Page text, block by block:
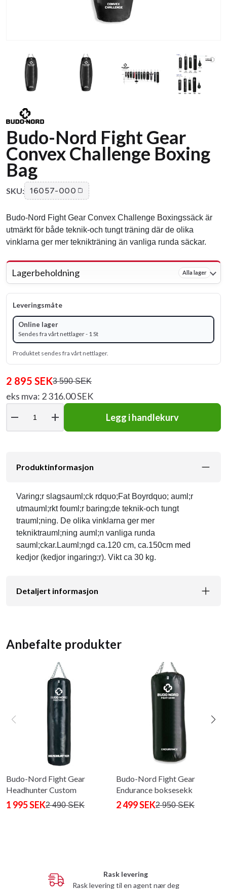
Budo-Nord Fight Gear
Convex Challenge Boxing
Bag
SKU: 16057-000
Budo-Nord Fight Gear Convex Challenge Boxingssäck är
utmärkt för både teknik-och tungt träning där de olika
vinklarna ger mer teknikträning än vanliga runda säckar.
Lagerbeholdning Alla lager
Leveringsmåte
Online lager
Sendes fra vårt nettlager - 1 St
Produktet sendes fra vårt nettlager.
2 895 SEK3 590 SEK
eks mva: 2 316.00 SEK
remove add Legg i handlekurv
Produktinformasjon
Varing;r slagsauml;ck rdquo;Fat Boyrdquo; auml;r
utmauml;rkt fouml;r baring;de teknik-och tungt
trauml;ning. De olika vinklarna ger mer
tekniktrauml;ning auml;n vanliga runda
sauml;ckar.Lauml;ngd ca.120 cm, ca.150cm med
kedjor (kedjor ingaring;r). Vikt ca 30 kg.
Detaljert informasjon
Anbefalte produkter
Budo-Nord Fight Gear
Headhunter Custom
Punchbag
1 995 SEK2 490 SEK
Budo-Nord Fight Gear
Endurance boksesekk
2 499 SEK2 950 SEK
Rask levering
Rask levering til en agent nær deg